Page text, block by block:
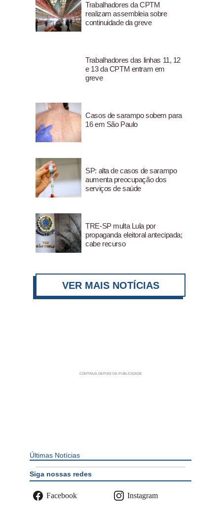
Trabalhadores da CPTM
realizam assembleia sobre
continuidade da greve
Trabalhadores das linhas 11, 12
e 13 da CPTM entram em
greve
Casos de sarampo sobem para
16 em São Paulo
SP: alta de casos de sarampo
aumenta preocupação dos
serviços de saúde
TRE-SP multa Lula por
propaganda eleitoral antecipada;
cabe recurso
VER MAIS NOTÍCIAS
Últimas Notícias
Siga nossas redes
Facebook Instagram